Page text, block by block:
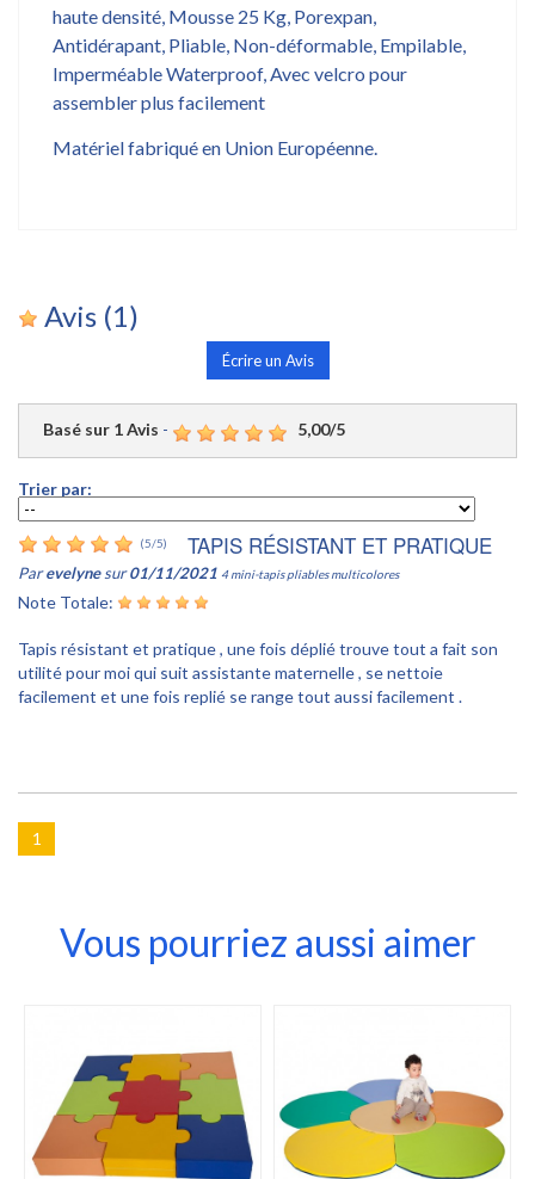
haute densité, Mousse 25 Kg, Porexpan,
Antidérapant, Pliable, Non-déformable, Empilable,
Imperméable Waterproof, Avec velcro pour
assembler plus facilement
Matériel fabriqué en Union Européenne.
Avis (1)
Écrire un Avis
Basé sur 1Avis - 5,00/5
Trier par:
(5/5) TAPIS RÉSISTANT ET PRATIQUE
Parevelynesur01/11/2021 4 mini-tapis pliables multicolores
Note Totale:
Tapis résistant et pratique , une fois déplié trouve tout a fait son
utilité pour moi qui suit assistante maternelle , se nettoie
facilement et une fois replié se range tout aussi facilement .
1
Vous pourriez aussi aimer